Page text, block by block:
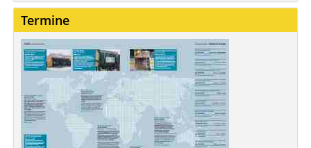
Termine